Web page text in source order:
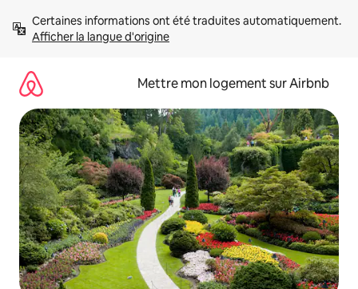
directement
Afficher la langue d'origine
Mettre mon logement sur Airbnb